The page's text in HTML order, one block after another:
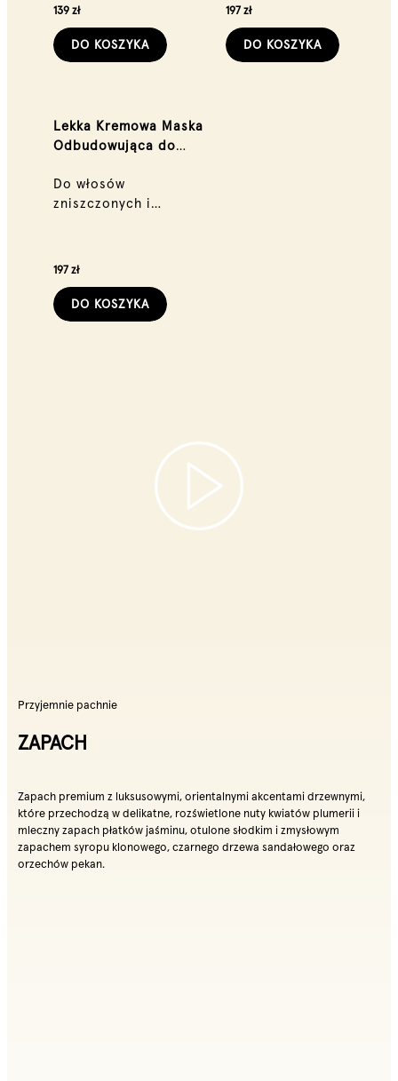
139 zł
DO KOSZYKA
197 zł
DO KOSZYKA
Lekka Kremowa Maska
Odbudowująca do
Do włosów
zniszczonych i
197 zł
DO KOSZYKA
Przyjemnie pachnie
ZAPACH
Zapach premium z luksusowymi, orientalnymi akcentami drzewnymi,
które przechodzą w delikatne, rozświetlone nuty kwiatów plumerii i
mleczny zapach płatków jaśminu, otulone słodkim i zmysłowym
zapachem syropu klonowego, czarnego drzewa sandałowego oraz
orzechów pekan​.